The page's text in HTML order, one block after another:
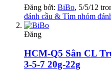
Đăng bởi: BiBo, 5/5/12
đánh cầu & Tìm nhóm
Đăng
HCM-Q5 Sân CL
3-5-7 20g-22g